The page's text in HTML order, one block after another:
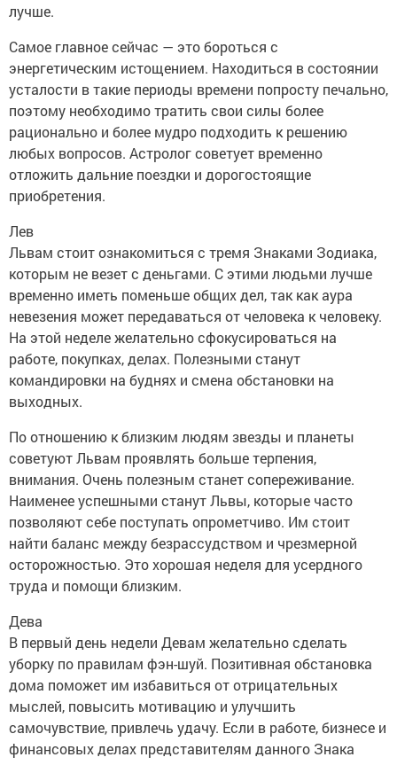
лучше.
Самое главное сейчас — это бороться с
энергетическим истощением. Находиться в состоянии
усталости в такие периоды времени попросту печально,
поэтому необходимо тратить свои силы более
рационально и более мудро подходить к решению
любых вопросов. Астролог советует временно
отложить дальние поездки и дорогостоящие
приобретения.
Лев
Львам стоит ознакомиться с тремя Знаками Зодиака,
которым не везет с деньгами. С этими людьми лучше
временно иметь поменьше общих дел, так как аура
невезения может передаваться от человека к человеку.
На этой неделе желательно сфокусироваться на
работе, покупках, делах. Полезными станут
командировки на буднях и смена обстановки на
выходных.
По отношению к близким людям звезды и планеты
советуют Львам проявлять больше терпения,
внимания. Очень полезным станет сопереживание.
Наименее успешными станут Львы, которые часто
позволяют себе поступать опрометчиво. Им стоит
найти баланс между безрассудством и чрезмерной
осторожностью. Это хорошая неделя для усердного
труда и помощи близким.
Дева
В первый день недели Девам желательно сделать
уборку по правилам фэн-шуй. Позитивная обстановка
дома поможет им избавиться от отрицательных
мыслей, повысить мотивацию и улучшить
самочувствие, привлечь удачу. Если в работе, бизнесе и
финансовых делах представителям данного Знака